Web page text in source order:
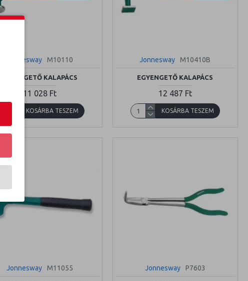
Jonnesway M10110
EGYENGETŐ KALAPÁCS
11 028 Ft
KOSÁRBA TESZEM
Jonnesway M10410B
EGYENGETŐ KALAPÁCS
12 487 Ft
KOSÁRBA TESZEM
Jonnesway M11055 Jonnesway P7603